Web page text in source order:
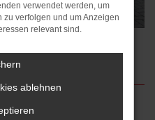
verwendet werden, um
verfolgen und um Anzeigen
relevant sind.
ablehnen